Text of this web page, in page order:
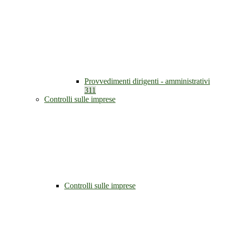
Provvedimenti dirigenti - amministrativi
311
Controlli sulle imprese
Controlli sulle imprese